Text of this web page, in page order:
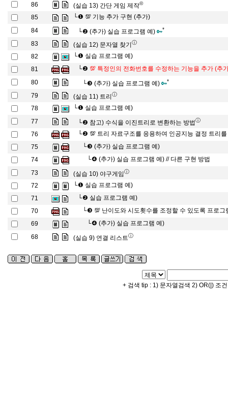
86
(실습 13) 간단 게임 제작©
85 └❶ 💯 기능 추가 구현 (추가)
84
└❷ (추가) 실습 프로그램 예) *
83 (실습 12) 문자열 찾기 ⓘ
82 └❶ 실습 프로그램 예)
81
└❷ 💯 특정인의 전화번호를 수정하는 기능을 추가 (추
80
└❸ (추가) 실습 프로그램 예) *
79 (실습 11) 트리 ⓘ
78 └❶ 실습 프로그램 예)
77
└❷ 참고) 수식을 이진트리로 변환하는 방법ⓘ
76 └❷ 💯 트리 자료구조를 응용하여 인공지능 결정 트리
75
└❸ (추가) 실습 프로그램 예)
74
└❹ (추가) 실습 프로그램 예) // 다른 구현 방법
73
(실습 10) 야구게임ⓘ
72 └❶ 실습 프로그램 예)
71
└❷ 실습 프로그램 예)
70
└❸ 💯 난이도와 시도횟수를 조정할 수 있도록 프로그
69
└❹ (추가) 실습 프로그램 예)
68
(실습 9) 연결 리스트ⓘ
+ 검색 tip : 1) 문자열검색 2) OR(|) 조